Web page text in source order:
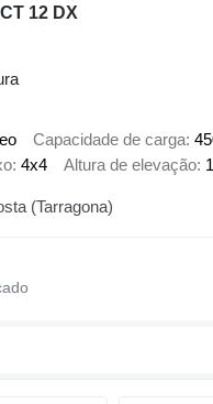
12 DX
Capacidade de carga
4x4 Altura de elevação
(Tarragona)